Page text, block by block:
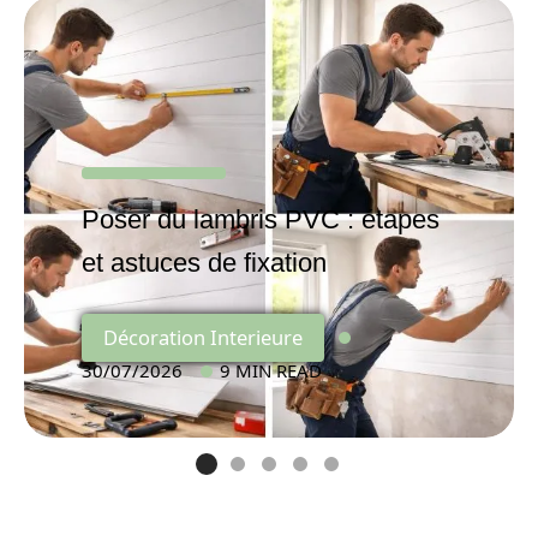
Poser du lambris PVC : étapes
et astuces de fixation
Décoration Interieure
30/07/2026 9 MIN READ